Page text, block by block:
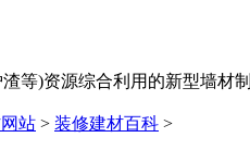
等)资源综合利用的新型墙材
站 > 装修建材百科 >